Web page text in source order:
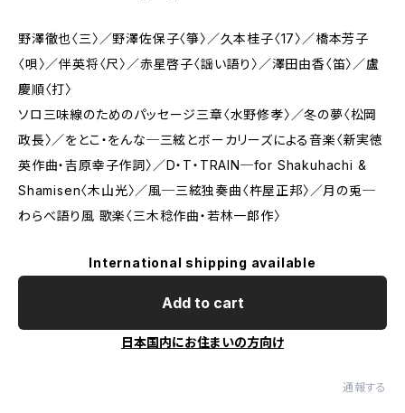
野澤徹也〈三〉／野澤佐保子〈箏〉／久本桂子〈17〉／橋本芳子
〈唄〉／伴英将〈尺〉／赤星啓子〈謡い語り〉／澤田由香〈笛〉／盧
慶順〈打〉
ソロ三味線のためのパッセージ三章〈水野修孝〉／冬の夢〈松岡
政長〉／をとこ・をんな─三絃とボーカリーズによる音楽〈新実徳
英作曲・吉原幸子作詞〉／D・T・TRAIN─for Shakuhachi &
Shamisen〈木山光〉／風─三絃独奏曲〈杵屋正邦〉／月の兎─
わらべ語り風 歌楽〈三木稔作曲・若林一郎作〉
International shipping available
Add to cart
日本国内にお住まいの方向け
通報する